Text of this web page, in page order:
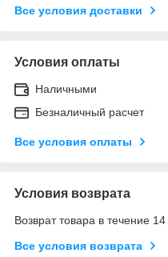
Все условия доставки
Условия оплаты
Наличными
Безналичный расчет
Все условия оплаты
Условия возврата
Возврат товара в течение
Все условия возврата